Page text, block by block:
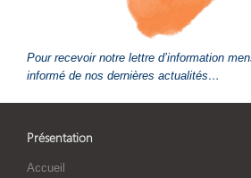
Pour recevoir notre lettre d’information
informé de nos dernières actualités…
Présentation
Accueil